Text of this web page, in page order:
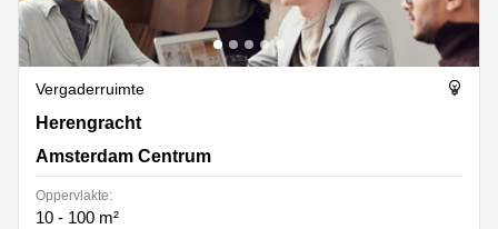
Vergaderruimte
Herengracht 471, Amsterdam Centrum
Herengracht
Amsterdam Centrum
Oppervlakte:
10 - 100 m²